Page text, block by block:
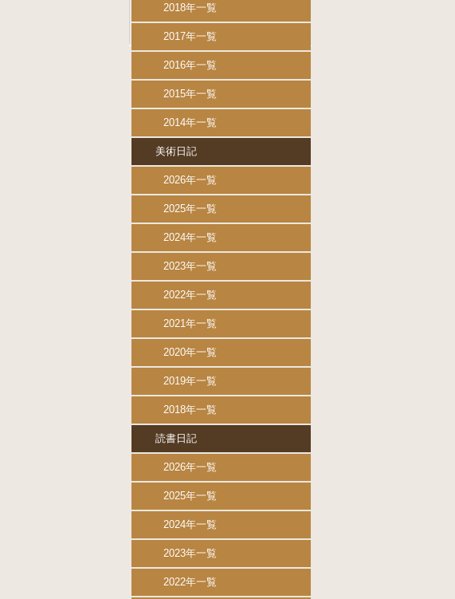
2018年一覧
2017年一覧
2016年一覧
2015年一覧
2014年一覧
美術日記
2026年一覧
2025年一覧
2024年一覧
2023年一覧
2022年一覧
2021年一覧
2020年一覧
2019年一覧
2018年一覧
読書日記
2026年一覧
2025年一覧
2024年一覧
2023年一覧
2022年一覧